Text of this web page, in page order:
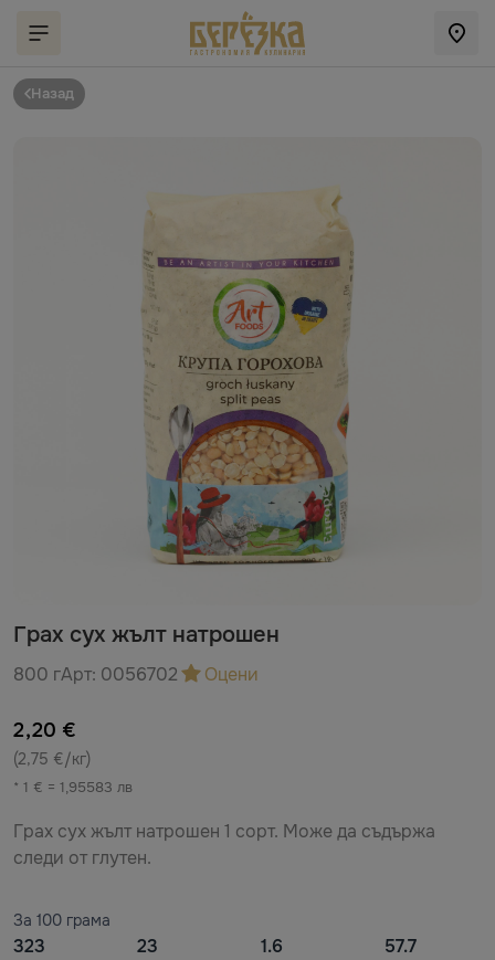
Назад
Грах сух жълт натрошен
800 гАрт: 0056702 Оцени
2,20 €
(2,75 €/кг)
* 1 € = 1,95583 лв
Грах сух жълт натрошен 1 сорт. Може да съдържа
следи от глутен.
За 100 грама
323 23 1.6 57.7